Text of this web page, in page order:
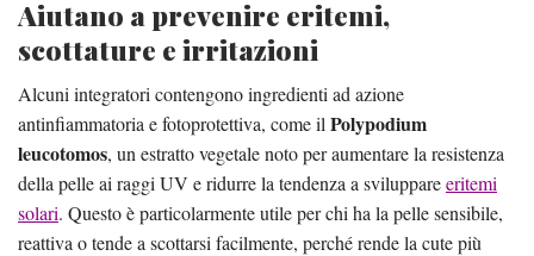
Aiutano a prevenire eritemi,
scottature e irritazioni
Alcuni integratori contengono ingredienti ad azione
antinfiammatoria e fotoprotettiva, come il Polypodium
leucotomos, un estratto vegetale noto per aumentare la resistenza
della pelle ai raggi UV e ridurre la tendenza a sviluppareeritemi
solari. Questo è particolarmente utile per chi ha la pelle sensibile,
reattiva o tende a scottarsi facilmente, perché rende la cute più